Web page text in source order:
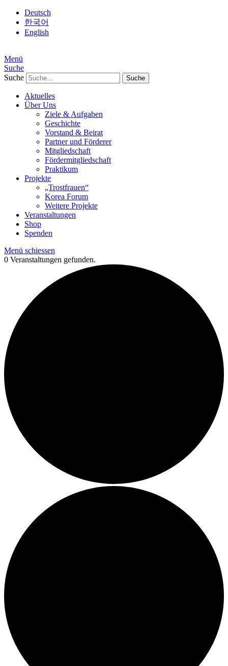
Deutsch
한국어
English
Menü
Suche
Suche
Aktuelles
Über Uns
Ziele & Aufgaben
Geschichte
Vorstand & Beirat
Partner und Förderer
Mitgliedschaft
Fördermitgliedschaft
Praktikum
Projekte
„Trostfrauen“
Korea Forum
Weitere Projekte
Veranstaltungen
Shop
Spenden
Menü schiessen
0 Veranstaltungen gefunden.